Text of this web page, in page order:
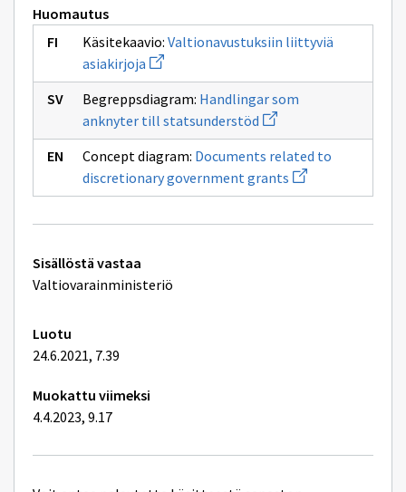
government
grant
Huomautus
Käsitekaavio: Valtionavustuksiin liittyviä
asiakirjoja Avaa
uuden
ikkunan
sivulle
Valtionavustuksiin
liittyviä
Begreppsdiagram: Handlingar som
anknyter till statsunderstöd Avaa
uuden
ikkunan
sivulle
Handlingar
som
Concept diagram: Documents related to
discretionary government grants Avaa
uuden
ikkunan
Tekniset
lisätiedot
Sisällöstä vastaa
Valtiovarainministeriö
Luotu
24.6.2021, 7.39
Muokattu viimeksi
4.4.2023, 9.17